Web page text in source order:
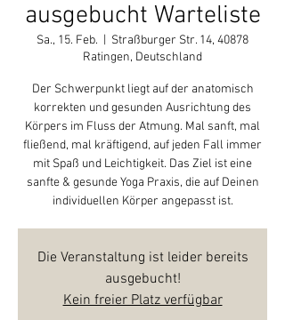
ausgebucht Warteliste
Sa., 15. Feb.
Straßburger Str. 14, 40878
Ratingen, Deutschland
Der Schwerpunkt liegt auf der anatomisch
korrekten und gesunden Ausrichtung des
Körpers im Fluss der Atmung. Mal sanft, mal
fließend, mal kräftigend, auf jeden Fall immer
mit Spaß und Leichtigkeit. Das Ziel ist eine
sanfte & gesunde Yoga Praxis, die auf Deinen
individuellen Körper angepasst ist.
Die Veranstaltung ist leider bereits
ausgebucht!
Kein freier Platz verfügbar